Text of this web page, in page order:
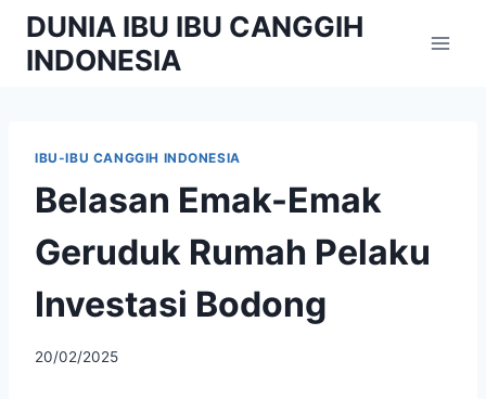
Skip
content
DUNIA IBU IBU CANGGIH
INDONESIA
IBU-IBU CANGGIH INDONESIA
Belasan Emak-Emak
Geruduk Rumah Pelaku
Investasi Bodong
By
20/02/2025